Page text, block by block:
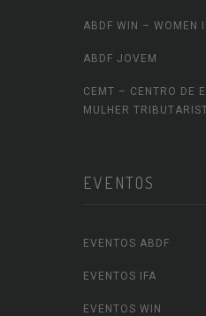
ABDF WIN – WOMEN
ABDF JOVEM
CEMT – CENTRO DE
MULHER
EVENTOS
EVENTOS ABDF
EVENTOS IFA
EVENTOS WIN